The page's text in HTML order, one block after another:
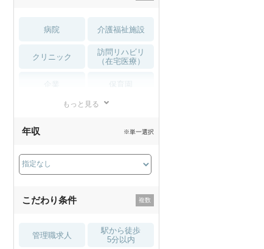
病院 介護福祉施設
クリニック
訪問リハビリ
（在宅医療）
薬局・
もっと見る
年収 ※単一選択
こだわり条件
管理職求人
駅から徒歩
5分以内